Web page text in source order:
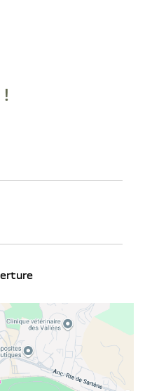
08:00 - 12:0014:00 - 19:00
08:00 - 12:0014:00 - 19:00
08:00 - 12:0014:00 - 19:00
08:00 - 12:00 14:00 - 19:00
08:00 - 12:00 14:00 - 19:00
Fermé